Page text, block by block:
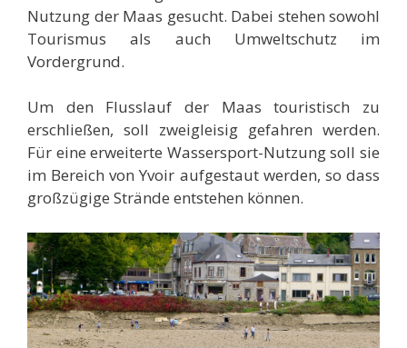
Nutzung der Maas gesucht. Dabei stehen sowohl
Tourismus als auch Umweltschutz im
Vordergrund.
Um den Flusslauf der Maas touristisch zu
erschließen, soll zweigleisig gefahren werden.
Für eine erweiterte Wassersport-Nutzung soll sie
im Bereich von Yvoir aufgestaut werden, so dass
großzügige Strände entstehen können.